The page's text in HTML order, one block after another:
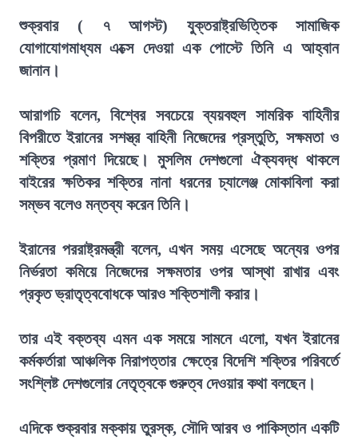
শুক্রবার ( ৭ আগস্ট) যুক্তরাষ্ট্রভিত্তিক সামাজিক
যোগাযোগমাধ্যম এক্সে দেওয়া এক পোস্টে তিনি এ আহ্বান
জানান।
আরাগচি বলেন, বিশ্বের সবচেয়ে ব্যয়বহুল সামরিক বাহিনীর
বিপরীতে ইরানের সশস্ত্র বাহিনী নিজেদের প্রস্তুতি, সক্ষমতা ও
শক্তির প্রমাণ দিয়েছে। মুসলিম দেশগুলো ঐক্যবদ্ধ থাকলে
বাইরের ক্ষতিকর শক্তির নানা ধরনের চ্যালেঞ্জ মোকাবিলা করা
সম্ভব বলেও মন্তব্য করেন তিনি।
ইরানের পররাষ্ট্রমন্ত্রী বলেন, এখন সময় এসেছে অন্যের ওপর
নির্ভরতা কমিয়ে নিজেদের সক্ষমতার ওপর আস্থা রাখার এবং
প্রকৃত ভ্রাতৃত্ববোধকে আরও শক্তিশালী করার।
তার এই বক্তব্য এমন এক সময়ে সামনে এলো, যখন ইরানের
কর্মকর্তারা আঞ্চলিক নিরাপত্তার ক্ষেত্রে বিদেশি শক্তির পরিবর্তে
সংশ্লিষ্ট দেশগুলোর নেতৃত্বকে গুরুত্ব দেওয়ার কথা বলছেন।
এদিকে শুক্রবার মক্কায় তুরস্ক, সৌদি আরব ও পাকিস্তান একটি